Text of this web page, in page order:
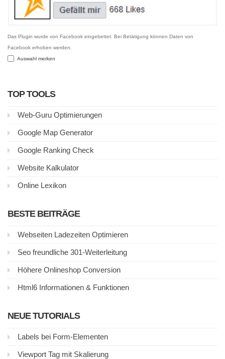
Das Plugin wurde von Facebook eingebettet. Bei Betätigung können Daten von
Facebook erhoben werden.
Auswahl merken
TOP TOOLS
Web-Guru Optimierungen
Google Map Generator
Google Ranking Check
Website Kalkulator
Online Lexikon
BESTE BEITRÄGE
Webseiten Ladezeiten Optimieren
Seo freundliche 301-Weiterleitung
Höhere Onlineshop Conversion
Html6 Informationen & Funktionen
NEUE TUTORIALS
Labels bei Form-Elementen
Viewport Tag mit Skalierung